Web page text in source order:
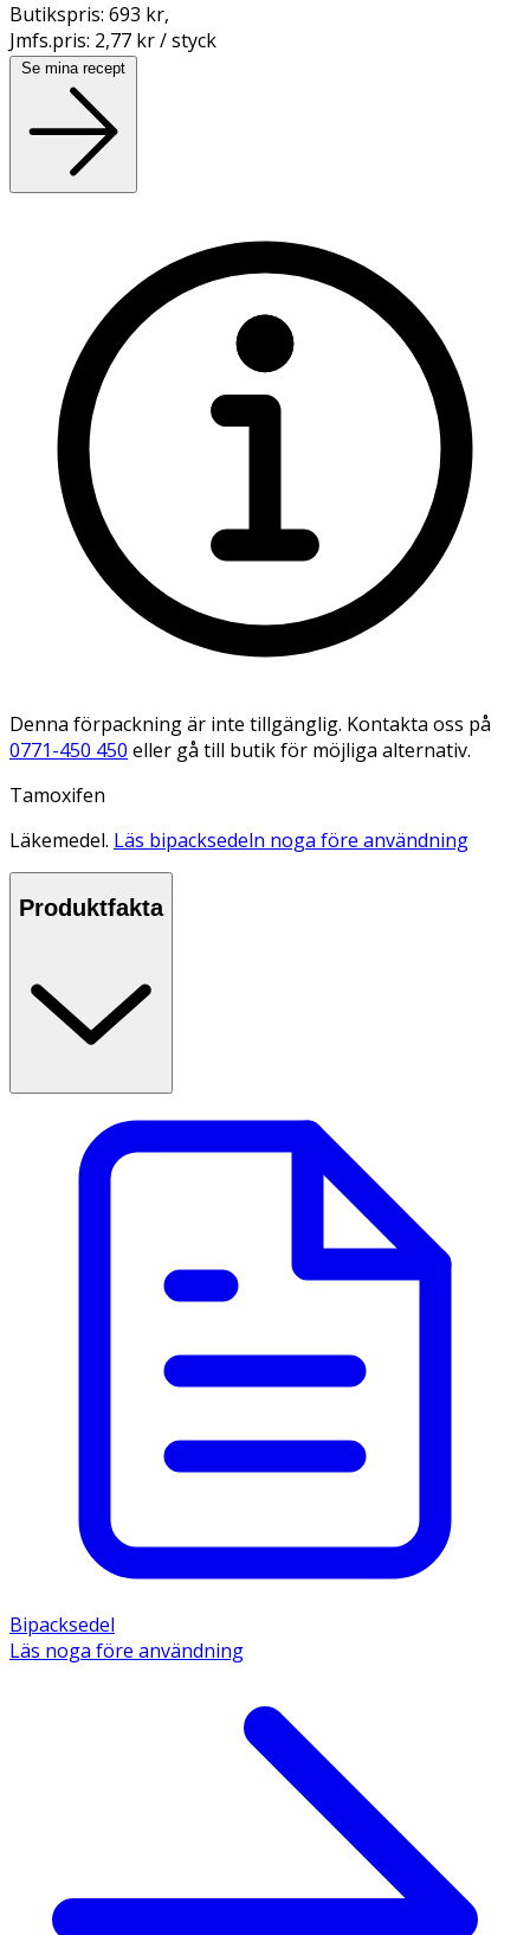
Butikspris: 693 kr,
Jmfs.pris: 2,77 kr / styck
Se mina recept
Denna förpackning är inte tillgänglig. Kontakta oss på
0771-450 450 eller gå till butik för möjliga alternativ.
Tamoxifen
Läkemedel. Läs bipacksedeln noga före användning
Produktfakta
Bipacksedel
Läs noga före användning